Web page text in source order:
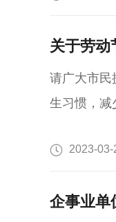
关于劳动
请广大市民
生习惯，减
2023-03-
企事业单